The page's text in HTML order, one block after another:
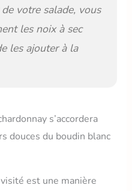
votre salade, vous
les noix à sec
les ajouter à la
s’accordera
douces du boudin blanc
est une manière